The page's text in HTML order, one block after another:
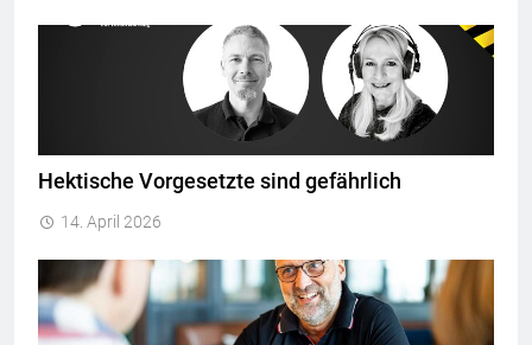
Hektische Vorgesetzte sind gefährlich
14. April 2026